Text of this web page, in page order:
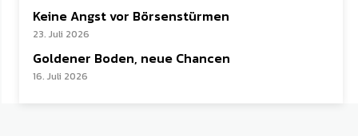
Keine Angst vor Börsenstürmen
23. Juli 2026
Goldener Boden, neue Chancen
16. Juli 2026